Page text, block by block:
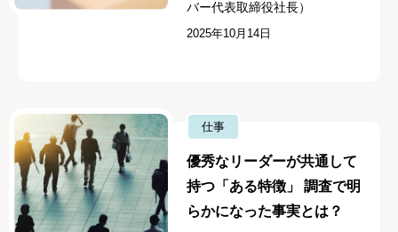
バー代表取締役社長）
2025年10月14日
仕事
優秀なリーダーが共通して
持つ「ある特徴」 調査で明
らかになった事実とは？